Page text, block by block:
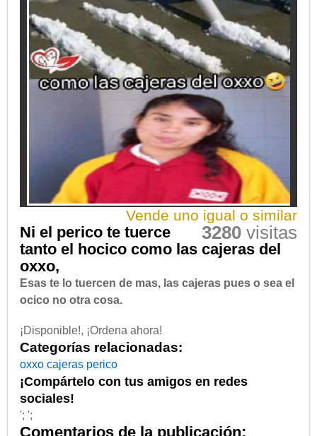
Vende uno igual o similar
3280visitas
Ni el perico te tuerce
tanto el hocico como las cajeras del
oxxo,
Esas te lo tuercen de mas, las cajeras pues o sea el
ocico no otra cosa.
¡Disponible!, ¡Ordena ahora!
Categorías relacionadas:
oxxocajeras perico
¡Compártelo con tus amigos en redes
sociales!
'; ';
Comentarios de la publicación: